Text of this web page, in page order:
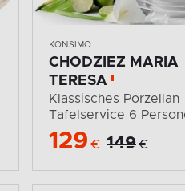
KONSIMO
CHODZIEZ MARIA
TERESA
Klassisches Porzellan
Tafelservice 6
129 € 149 €